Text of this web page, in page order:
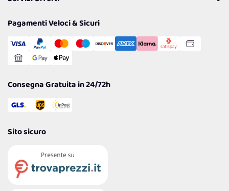
Politiche per la parità di genere
Cookie Policy
Gestisci Cookie
Reso Facile e Veloce
Pagamenti Veloci & Sicuri
Consegna Gratuita in 24/72h
Sito sicuro